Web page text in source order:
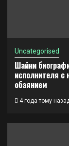
Uncategorised
Шайни
исполнителя с
обаянием
4 года тому